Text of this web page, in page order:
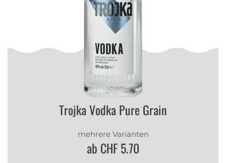
Trojka Vodka Pure Grain
mehrere Varianten
ab CHF 5.70